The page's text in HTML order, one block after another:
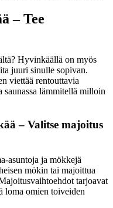
– Tee
Hyvinkäällä on myös
juuri sinulle sopivan.
viettää rentouttavia
lämmitellä milloin
– Valitse majoitus
asuntoja ja mökkejä
mökin tai majoittua
tarjoavat
loma omien toiveiden